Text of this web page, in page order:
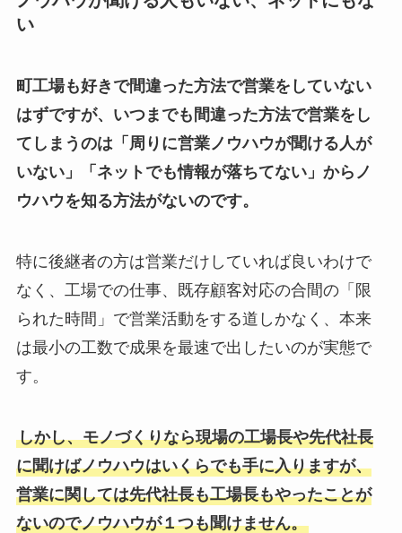
い
町工場も好きで間違った方法で営業をしていない
はずですが、いつまでも間違った方法で営業をし
てしまうのは「周りに営業ノウハウが聞ける人が
いない」「ネットでも情報が落ちてない」からノ
ウハウを知る方法がないのです。
特に後継者の方は営業だけしていれば良いわけで
なく、工場での仕事、既存顧客対応の合間の「限
られた時間」で営業活動をする道しかなく、本来
は最小の工数で成果を最速で出したいのが実態で
す。
しかし、モノづくりなら現場の工場長や先代社長
に聞けばノウハウはいくらでも手に入りますが、
営業に関しては先代社長も工場長もやったことが
ないのでノウハウが１つも聞けません。